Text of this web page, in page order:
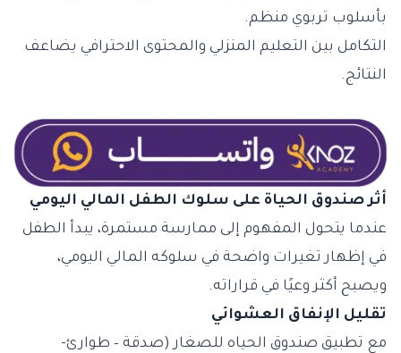
بأسلوب تربوي منظم.
التكامل بين التعليم المنزلي والمحتوى الاحترافي يضاعف
النتائج.
أثر صندوق الحياة على سلوك الطفل المالي اليومي
عندما يتحول المفهوم إلى ممارسة مستمرة، يبدأ الطفل
في إظهار تغيرات واضحة في سلوكه المالي اليومي،
ويصبح أكثر وعيًا في قراراته.
تقليل الإنفاق العشوائي
مع تطبيق صندوق الحياه للصغار (صدقة – طوارئ-